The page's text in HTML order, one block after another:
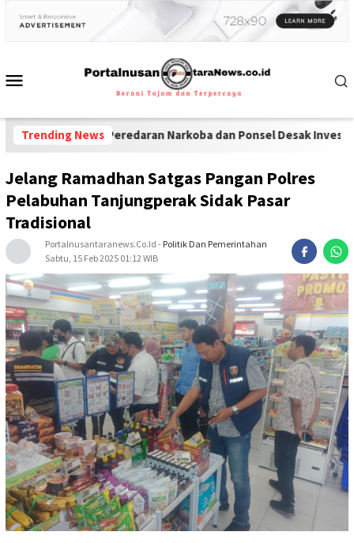
Trending News
Peredaran Narkoba dan Ponsel Desak Investigasi
Jelang Ramadhan Satgas Pangan Polres
Pelabuhan Tanjungperak Sidak Pasar
Tradisional
Portalnusantaranews.co.id - Politik Dan Pemerintahan
Sabtu, 15 Feb 2025 01:12 WIB